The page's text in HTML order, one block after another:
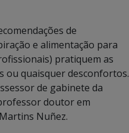
de
e alimentação para
pratiquem as
ou quaisquer desconfortos.
de gabinete da
doutor em
Nuñez.